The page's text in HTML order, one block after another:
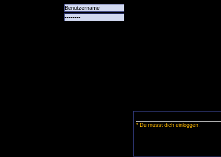
* Du musst dich einloggen.